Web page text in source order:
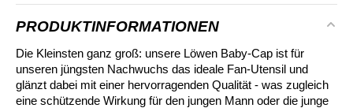
PRODUKTINFORMATIONEN
Die Kleinsten ganz groß: unsere Löwen Baby-Cap ist für
unseren jüngsten Nachwuchs das ideale Fan-Utensil und
glänzt dabei mit einer hervorragenden Qualität - was zugleich
eine schützende Wirkung für den jungen Mann oder die junge